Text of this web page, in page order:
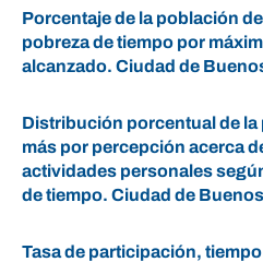
Porcentaje de la población
pobreza de tiempo por
alcanzado. Ciudad de
Distribución porcentual de
más por percepción acerca
actividades personales
de tiempo. Ciudad de
Tasa de participación,